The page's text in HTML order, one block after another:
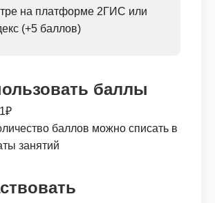
на платформе 2ГИС или
(+5 баллов)
баллы
баллов можно списать в
занятий